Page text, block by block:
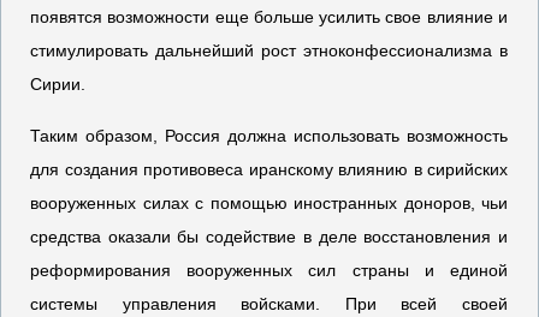
появятся возможности еще больше усилить свое влияние и
стимулировать дальнейший рост этноконфессионализма в
Сирии.
Таким образом, Россия должна использовать возможность
для создания противовеса иранскому влиянию в сирийских
вооруженных силах с помощью иностранных доноров, чьи
средства оказали бы содействие в деле восстановления и
реформирования вооруженных сил страны и единой
системы управления войсками. При всей своей